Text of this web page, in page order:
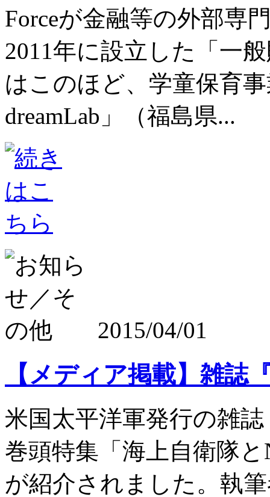
Forceが金融等の外部専
2011年に設立した「一
はこのほど、学童保育
dreamLab」（福島県...
2015/04/01
【メディア掲載】雑誌
米国太平洋軍発行の雑
巻頭特集「海上自衛隊
が紹介されました。執